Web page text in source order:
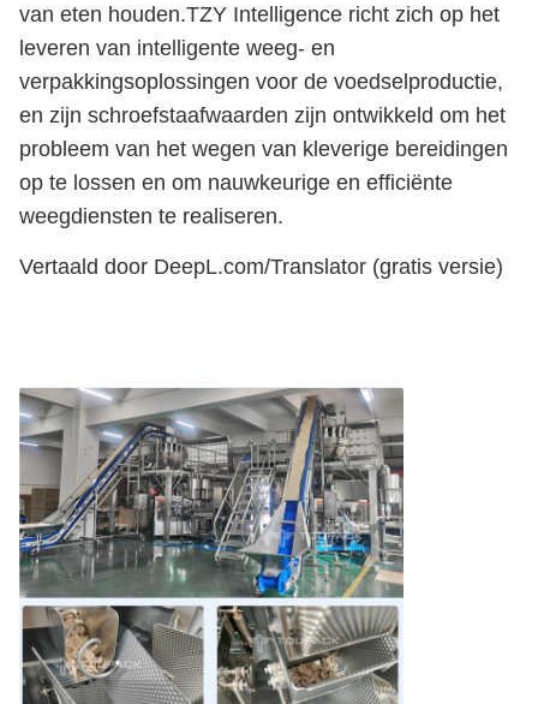
van eten houden.TZY Intelligence richt zich op het
leveren van intelligente weeg- en
verpakkingsoplossingen voor de voedselproductie,
en zijn schroefstaafwaarden zijn ontwikkeld om het
probleem van het wegen van kleverige bereidingen
op te lossen en om nauwkeurige en efficiënte
weegdiensten te realiseren.
Vertaald door DeepL.com/Translator (gratis versie)